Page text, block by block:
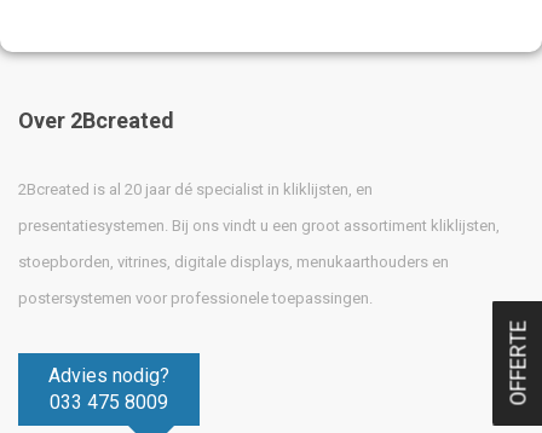
Over 2Bcreated
2Bcreated is al 20 jaar dé specialist in kliklijsten, en
presentatiesystemen. Bij ons vindt u een groot assortiment kliklijsten,
stoepborden, vitrines, digitale displays, menukaarthouders en
postersystemen voor professionele toepassingen.
Advies nodig?
033 475 8009
OFFERTE